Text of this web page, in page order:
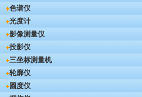
色谱仪
光度计
影像测量仪
投影仪
三坐标测量机
轮廓仪
圆度仪